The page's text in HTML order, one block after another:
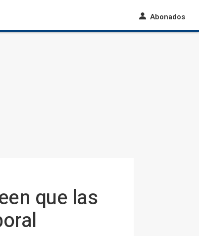
Abonados
que las